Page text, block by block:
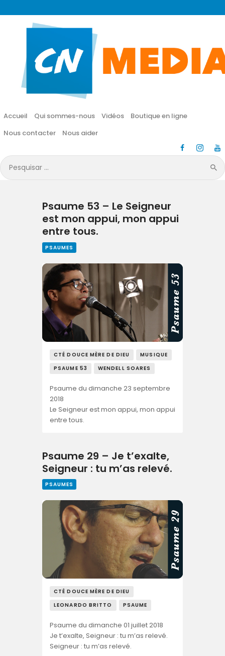
Accueil Qui sommes-nous Vidéos
Boutique en ligne
Nous contacter
Nous aider
Pesquisar
por:
CN MÉDIA
Une vie nouvelle en JESUS !
Accueil
Vidéos
Boutique en ligne
Nous aider
Psaume 53 – Le Seigneur
est mon appui, mon appui
entre tous.
PSAUMES
CTÉ DOUCE MÈRE DE DIEU
MUSIQUE
PSAUME 53
WENDELL SOARES
Psaume du dimanche 23 septembre
2018
Le Seigneur est mon appui, mon appui
entre tous.
Psaume 29 – Je t’exalte,
Seigneur : tu m’as relevé.
PSAUMES
CTÉ DOUCE MÈRE DE DIEU
LEONARDO BRITTO
PSAUME
Psaume du dimanche 01 juillet 2018
Je t’exalte, Seigneur : tu m’as relevé.
Seigneur : tu m’as relevé.